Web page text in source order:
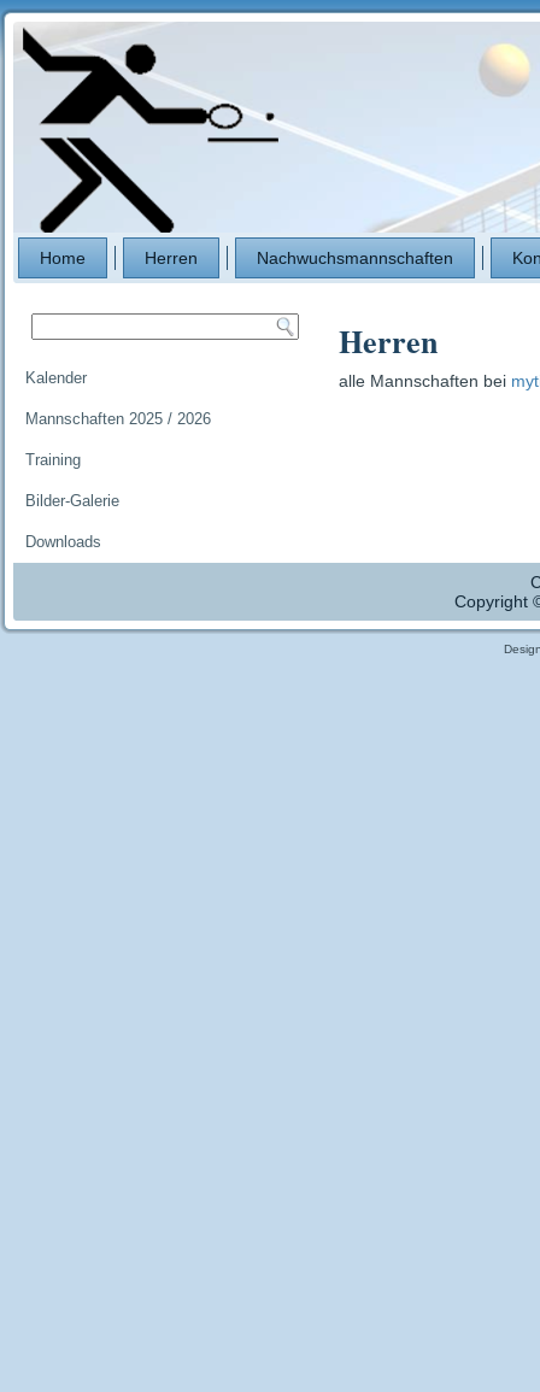
Home Herren Nachwuchsmannschaften
Kalender
Mannschaften 2025 / 2026
Training
Bilder-Galerie
Downloads
Herren
alle Mannschaften bei
Copyright